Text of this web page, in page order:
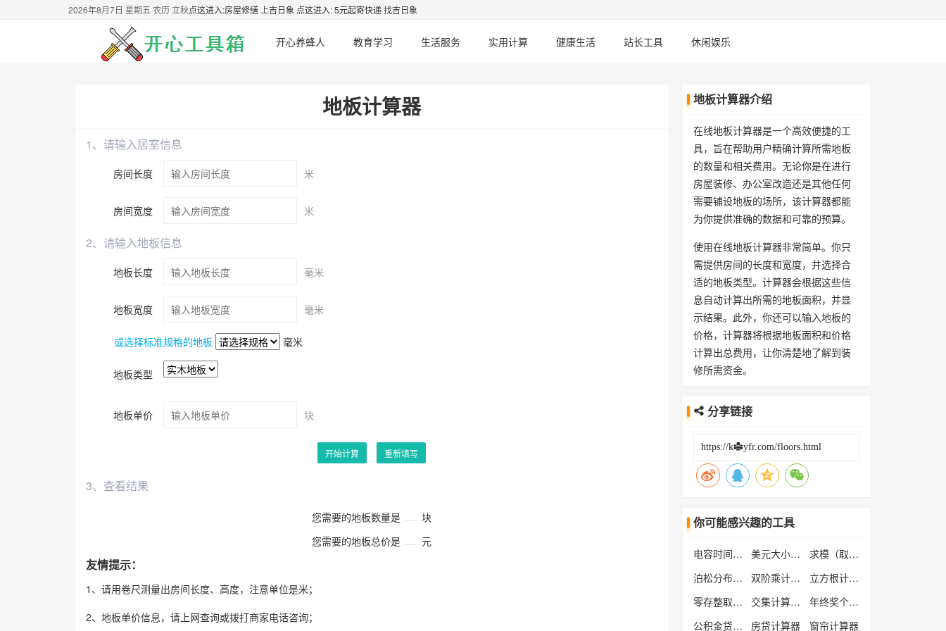
2026年8月7日 星期五 农历 立秋点这进入:房屋修缮 上吉日象 点这进入: 5元起寄快递 找吉日象
开心养蜂人 教育学习 生活服务 实用计算 健康生活 站长工具 休闲娱乐
地板计算器
1、请输入居室信息
房间长度 米
房间宽度 米
2、请输入地板信息
地板长度 毫米
地板宽度 毫米
或选择标准规格的地板 毫米
地板类型
地板单价 块
开始计算 重新填写
3、查看结果
您需要的地板数量是
块
您需要的地板总价是
元
友情提示：
1、请用卷尺测量出房间长度、高度，注意单位是米；
2、地板单价信息，请上网查询或拨打商家电话咨询；
地板计算器介绍
在线地板计算器是一个高效便捷的工
具，旨在帮助用户精确计算所需地板
的数量和相关费用。无论你是在进行
房屋装修、办公室改造还是其他任何
需要铺设地板的场所，该计算器都能
为你提供准确的数据和可靠的预算。
使用在线地板计算器非常简单。你只
需提供房间的长度和宽度，并选择合
适的地板类型。计算器会根据这些信
息自动计算出所需的地板面积，并显
示结果。此外，你还可以输入地板的
价格，计算器将根据地板面积和价格
计算出总费用，让你清楚地了解到装
修所需资金。
分享链接
你可能感兴趣的工具
电容时间常数计算器 美元大小写转换器
求模（取模）计算器
泊松分布计算器
双阶乘计算器
立方根计算器
零存整取计算器
交集计算器，A∩B计算器
年终奖个人所得税计算器
公积金贷款额度计算器
房贷计算器 窗帘计算器